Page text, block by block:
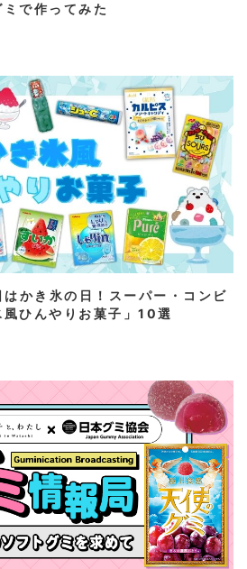
で作ってみた
はかき氷の日！スーパー・コンビ
ひんやりお菓子」10選